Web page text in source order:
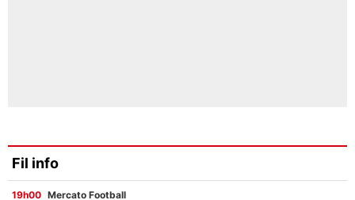
Fil info
19h00 Mercato Football